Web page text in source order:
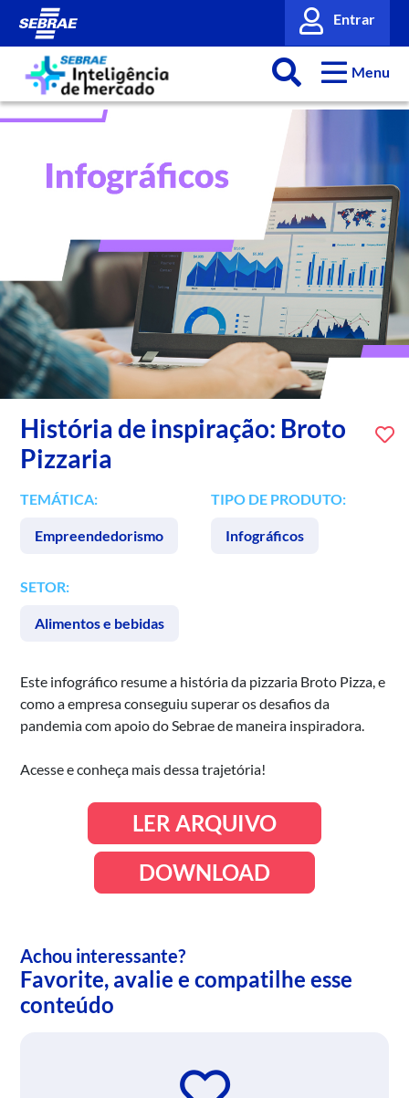
Entrar
Menu
História de inspiração: Broto
Pizzaria
TEMÁTICA:
Empreendedorismo
TIPO DE PRODUTO:
Infográficos
SETOR:
Alimentos e bebidas
Este infográfico resume a história da pizzaria Broto Pizza, e
como a empresa conseguiu superar os desafios da
pandemia com apoio do Sebrae de maneira inspiradora.
Acesse e conheça mais dessa trajetória!
LER ARQUIVO
DOWNLOAD
Achou interessante?
Favorite, avalie e compatilhe esse
conteúdo